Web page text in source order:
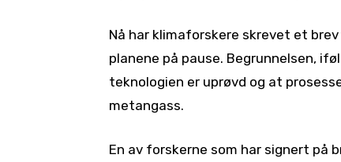
Nå har klimaforskere skrevet et
planene på pause. Begrunnelsen,
teknologien er uprøvd og at
metangass.
En av forskerne som har signert på